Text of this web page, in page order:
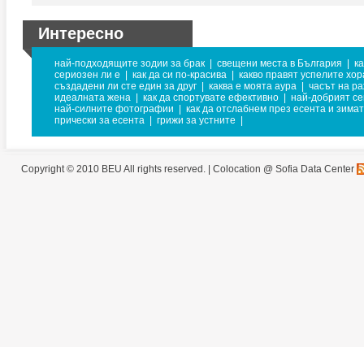
Интересно
най-подходящите зодии за брак свещени места в България
сериозен ли е
как да си по-красива
какво правят успелите
създадени ли сте един за друг
каква е моята аура
часът на
идеалната жена
как да спортувате ефективно
най-добрият
най-силните фотографии
как да отслабнем през есента и
прически за есента
грижи за устните
Copyright © 2010 BEU All rights reserved. | Colocation @ Sofia Data Center